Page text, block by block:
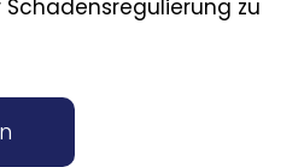
zu